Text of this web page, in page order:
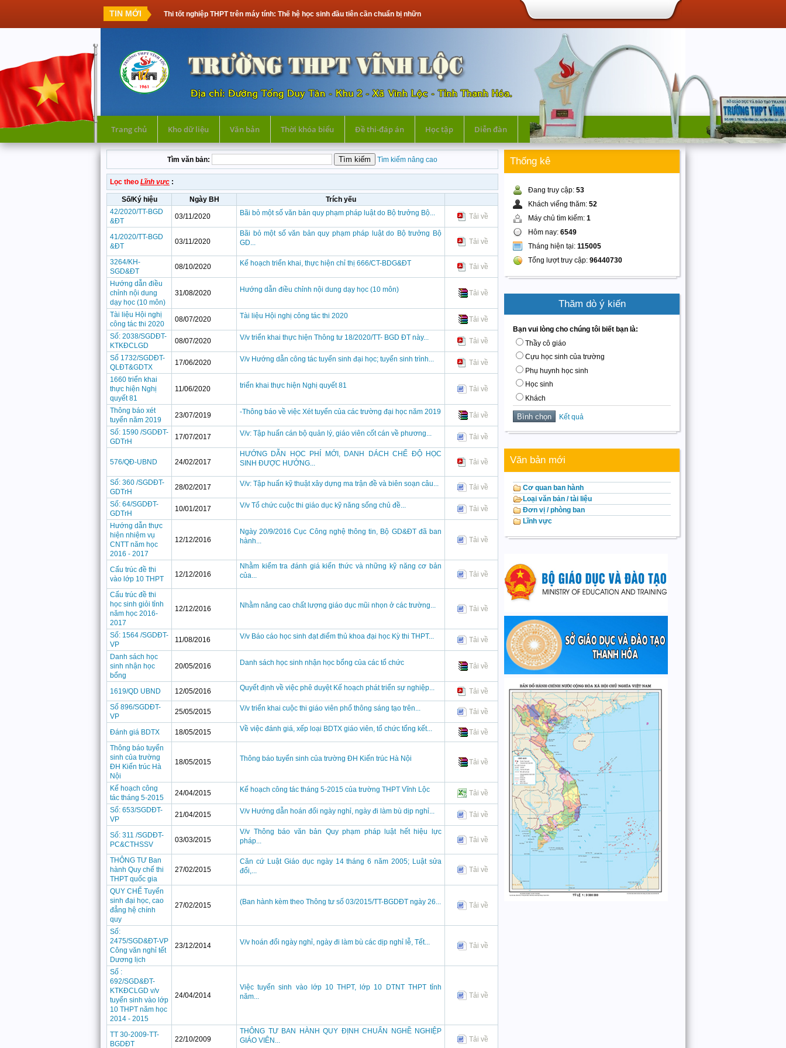
TIN MỚI Thi tốt nghiệp THPT trên máy tính: Thế hệ học sinh đầu tiên cần chuẩn bị những gì?
Trang chủ Kho dữ liệu Văn bản Thời khóa biểu Đề thi-đáp án Học tập Diễn đàn
Tìm văn bản: Tìm kiếm nâng cao
Lọc theo Lĩnh vực :
Số/Ký hiệu Ngày BH
Trích yếu
42/2020/TT-BGD
&ĐT
03/11/2020 Bãi bỏ một số văn bản quy phạm pháp luật do Bộ trưởng Bộ... Tải về
41/2020/TT-BGD
&ĐT
03/11/2020
Bãi bỏ một số văn bản quy phạm pháp luật do Bộ trưởng Bộ
GD...
Tải về
3264/KH-
SGD&ĐT
08/10/2020 Kế hoạch triển khai, thực hiện chỉ thị 666/CT-BDG&ĐT Tải về
Hướng dẫn điều
chỉnh nội dung
dạy học (10 môn)
31/08/2020 Hướng dẫn điều chỉnh nội dung dạy học (10 môn) Tải về
Tài liệu Hội nghị
công tác thi 2020
08/07/2020 Tài liệu Hội nghị công tác thi 2020 Tải về
Số: 2038/SGDĐT-
KTKĐCLGD
08/07/2020 V/v triển khai thực hiện Thông tư 18/2020/TT- BGD ĐT này... Tải về
Số 1732/SGDĐT-
QLĐT&GDTX
17/06/2020 V/v Hướng dẫn công tác tuyển sinh đại học; tuyển sinh trình... Tải về
1660 triển khai
thực hiện Nghị
quyết 81
11/06/2020 triển khai thực hiện Nghị quyết 81 Tải về
Thông báo xét
tuyển năm 2019
23/07/2019 -Thông báo về việc Xét tuyển của các trường đại học năm 2019 Tải về
Số: 1590 /SGDĐT-
GDTrH
17/07/2017 V/v: Tập huấn cán bộ quản lý, giáo viên cốt cán về phương... Tải về
576/QĐ-UBND 24/02/2017
HƯỚNG DẪN HỌC PHÍ MỚI, DANH DÁCH CHẾ ĐỘ HỌC
SINH ĐƯỢC HƯỞNG...
Tải về
Số: 360 /SGDĐT-
GDTrH
28/02/2017 V/v: Tập huấn kỹ thuật xây dựng ma trận đề và biên soạn câu... Tải về
Số: 64/SGDĐT-
GDTrH
10/01/2017 V/v Tổ chức cuộc thi giáo dục kỹ năng sống chủ đề... Tải về
Hướng dẫn thực
hiện nhiệm vụ
CNTT năm học
2016 - 2017
12/12/2016
Ngày 20/9/2016 Cục Công nghệ thông tin, Bộ GD&ĐT đã ban
hành...
Tải về
Cấu trúc đề thi
vào lớp 10 THPT
12/12/2016
Nhằm kiểm tra đánh giá kiến thức và những kỹ năng cơ bản
của...
Tải về
Cấu trúc đề thi
học sinh giỏi tỉnh
năm học 2016-
2017
12/12/2016 Nhằm nâng cao chất lượng giáo dục mũi nhọn ở các trường... Tải về
Số: 1564 /SGDĐT-
VP
11/08/2016 V/v Báo cáo học sinh đạt điểm thủ khoa đại học Kỳ thi THPT... Tải về
Danh sách học
sinh nhận học
bổng
20/05/2016 Danh sách học sinh nhận học bổng của các tổ chức Tải về
1619/QD UBND 12/05/2016 Quyết định về việc phê duyệt Kế hoạch phát triển sự nghiệp...
Tải về
Số 896/SGDĐT-
VP
25/05/2015 V/v triển khai cuộc thi giáo viên phổ thông sáng tạo trên... Tải về
Đánh giá BDTX 18/05/2015 Về việc đánh giá, xếp loại BDTX giáo viên, tổ chức tổng kết...
Tải về
Thông báo tuyển
sinh của trường
ĐH Kiến trúc Hà
Nội
18/05/2015 Thông báo tuyển sinh của trường ĐH Kiến trúc Hà Nội Tải về
Kế hoạch công
tác tháng 5-2015
24/04/2015 Kế hoạch công tác tháng 5-2015 của trường THPT Vĩnh Lộc Tải về
Số: 653/SGDĐT-
VP
21/04/2015 V/v Hướng dẫn hoán đổi ngày nghỉ, ngày đi làm bù dịp nghỉ... Tải về
Số: 311 /SGDĐT-
PC&CTHSSV
03/03/2015
V/v Thông báo văn bản Quy phạm pháp luật hết hiệu lực
pháp...
Tải về
THÔNG TƯ Ban
hành Quy chế thi
THPT quốc gia
27/02/2015
Căn cứ Luật Giáo dục ngày 14 tháng 6 năm 2005; Luật sửa
đổi,...
Tải về
QUY CHẾ Tuyển
sinh đại học, cao
đẳng hệ chính
quy
27/02/2015 (Ban hành kèm theo Thông tư số 03/2015/TT-BGDĐT ngày 26... Tải về
Số:
2475/SGD&ĐT-VP
Công văn nghỉ tết
Dương lịch
23/12/2014 V/v hoán đổi ngày nghỉ, ngày đi làm bù các dịp nghỉ lễ, Tết... Tải về
Số :
692/SGD&ĐT-
KTKĐCLGD v/v
tuyển sinh vào lớp
10 THPT năm học
2014 - 2015
24/04/2014
Việc tuyển sinh vào lớp 10 THPT, lớp 10 DTNT THPT tỉnh
năm...
Tải về
TT 30-2009-TT-
BGDĐT
22/10/2009
THÔNG TƯ BAN HÀNH QUY ĐỊNH CHUẨN NGHỀ NGHIỆP
GIÁO VIÊN...
Tải về
Thống kê
Đang truy cập: 53
Khách viếng thăm: 52
Máy chủ tìm kiếm: 1
Hôm nay: 6549
Tháng hiện tại: 115005
Tổng lượt truy cập: 96440730
Thăm dò ý kiến
Bạn vui lòng cho chúng tôi biết bạn là:
Thầy cô giáo
Cựu học sinh của trường
Phụ huynh học sinh
Học sinh
Khách
Kết quả
Văn bản mới
Cơ quan ban hành
Loại văn bản / tài liệu
Đơn vị / phòng ban
Lĩnh vực